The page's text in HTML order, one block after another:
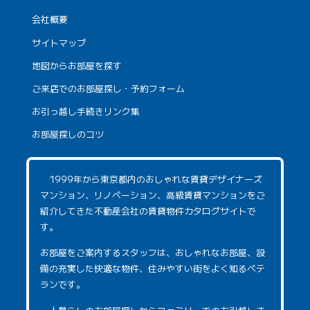
会社概要
サイトマップ
地図からお部屋を探す
ご来店でのお部屋探し・予約フォーム
お引っ越し手続きリンク集
お部屋探しのコツ
1999年から東京都内のおしゃれな賃貸デザイナーズ
マンション、リノベーション、高級賃貸マンションをご
紹介してきた不動産会社の賃貸物件カタログサイトで
す。
お部屋をご案内するスタッフは、おしゃれなお部屋、設
備の充実した快適な物件、住みやすい街をよく知るベテ
ランです。